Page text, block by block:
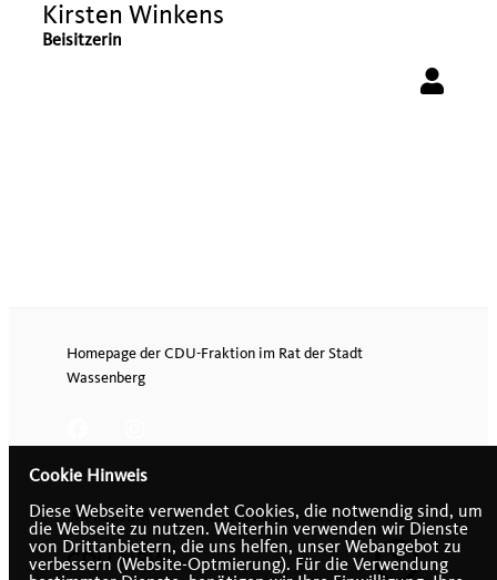
Kirsten Winkens
Beisitzerin
Homepage der CDU-Fraktion im Rat der Stadt
Wassenberg
IMPRESSUM DATENSCHUTZ KONTAKT
CDU NRW
Cookie Hinweis
Diese Webseite verwendet Cookies, die notwendig sind, um
die Webseite zu nutzen. Weiterhin verwenden wir Dienste
von Drittanbietern, die uns helfen, unser Webangebot zu
verbessern (Website-Optmierung). Für die Verwendung